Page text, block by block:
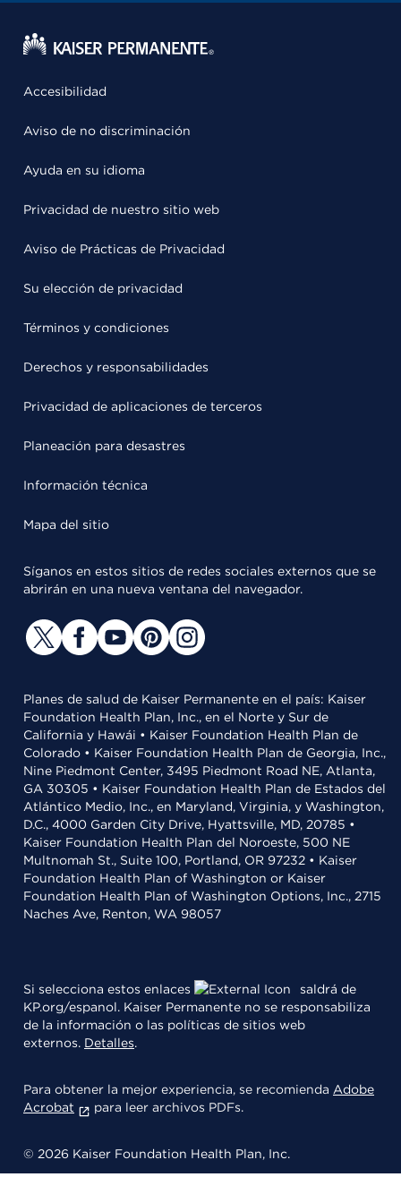
Accesibilidad
Aviso de no discriminación
Ayuda en su idioma
Privacidad de nuestro sitio web
Aviso de Prácticas de Privacidad
Su elección de privacidad
Términos y condiciones
Derechos y responsabilidades
Privacidad de aplicaciones de terceros
Planeación para desastres
Información técnica
Mapa del sitio
Síganos en estos sitios de redes sociales externos que se
abrirán en una nueva ventana del navegador.
Planes de salud de Kaiser Permanente en el país: Kaiser
Foundation Health Plan, Inc., en el Norte y Sur de
California y Hawái • Kaiser Foundation Health Plan de
Colorado • Kaiser Foundation Health Plan de Georgia, Inc.,
Nine Piedmont Center, 3495 Piedmont Road NE, Atlanta,
GA 30305 • Kaiser Foundation Health Plan de Estados del
Atlántico Medio, Inc., en Maryland, Virginia, y Washington,
D.C., 4000 Garden City Drive, Hyattsville, MD, 20785 •
Kaiser Foundation Health Plan del Noroeste, 500 NE
Multnomah St., Suite 100, Portland, OR 97232 • Kaiser
Foundation Health Plan of Washington or Kaiser
Foundation Health Plan of Washington Options, Inc., 2715
Naches Ave, Renton, WA 98057
Si selecciona estos enlaces
saldrá de
KP.org/espanol. Kaiser Permanente no se responsabiliza
de la información o las políticas de sitios web
externos. Detalles.
Para obtener la mejor experiencia, se recomienda Adobe
Acrobat
para leer archivos PDFs.
© 2026 Kaiser Foundation Health Plan, Inc.